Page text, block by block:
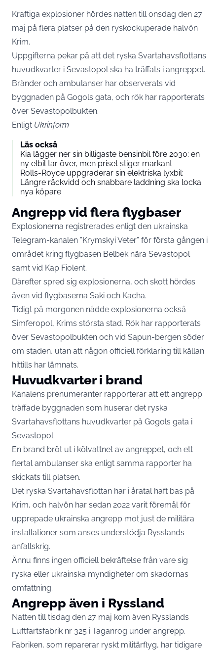
Kraftiga explosioner hördes natten till onsdag den 27
maj på flera platser på den ryskockuperade halvön
Krim.
Uppgifterna pekar på att det ryska Svartahavsflottans
huvudkvarter i Sevastopol ska ha träffats i angreppet.
Bränder och ambulanser har observerats vid
byggnaden på Gogols gata, och rök har rapporterats
över Sevastopolbukten.
Enligt Ukrinform
Läs också
Kia lägger ner sin billigaste bensinbil före 2030: en
ny elbil tar över, men priset stiger markant
Rolls-Royce uppgraderar sin elektriska lyxbil:
Längre räckvidd och snabbare laddning ska locka
nya köpare
Angrepp vid flera flygbaser
Explosionerna registrerades enligt den ukrainska
Telegram-kanalen ”Krymskyi Veter” för första gången i
området kring flygbasen Belbek nära Sevastopol
samt vid Kap Fiolent.
Därefter spred sig explosionerna, och skott hördes
även vid flygbaserna Saki och Kacha.
Tidigt på morgonen nådde explosionerna också
Simferopol, Krims största stad. Rök har rapporterats
över Sevastopolbukten och vid Sapun-bergen söder
om staden, utan att någon officiell förklaring till källan
hittills har lämnats.
Huvudkvarter i brand
Kanalens prenumeranter rapporterar att ett angrepp
träffade byggnaden som huserar det ryska
Svartahavsflottans huvudkvarter på Gogols gata i
Sevastopol.
En brand bröt ut i kölvattnet av angreppet, och ett
flertal ambulanser ska enligt samma rapporter ha
skickats till platsen.
Det ryska Svartahavsflottan har i åratal haft bas på
Krim, och halvön har sedan 2022 varit föremål för
upprepade ukrainska angrepp mot just de militära
installationer som anses understödja Rysslands
anfallskrig.
Ännu finns ingen officiell bekräftelse från vare sig
ryska eller ukrainska myndigheter om skadornas
omfattning.
Angrepp även i Ryssland
Natten till tisdag den 27 maj kom även Rysslands
Luftfartsfabrik nr 325 i Taganrog under angrepp.
Fabriken, som reparerar ryskt militärflyg, har tidigare